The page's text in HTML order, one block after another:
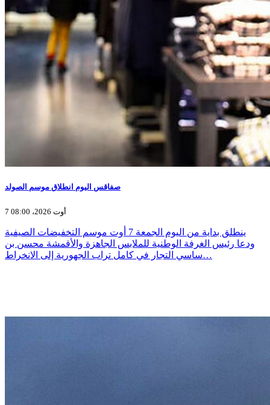
صفاقس اليوم انطلاق موسم الصولد
7 أوت 2026، 08:00
ينطلق بداية من اليوم الجمعة 7 أوت موسم التخفيضات الصيفية
ودعا رئيس الغرفة الوطنية للملابس الجاهزة والأقمشة محسن بن
ساسي التجار في كامل تراب الجهورية إلى الانخراط…